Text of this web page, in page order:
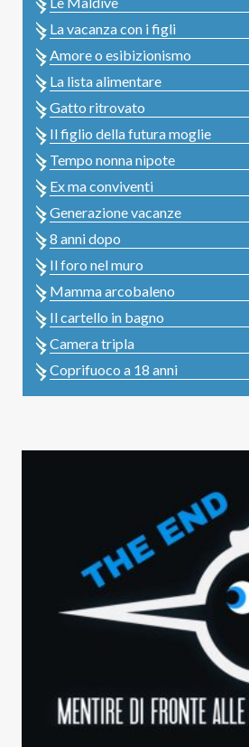
La vacanza con i figli
Amore o esibizionismo
La lista alimentare
Gatto ritrovato
Il figlio della futura moglie
Tempo nonna nipote
Ex ma conviventi
Generazione vacanze
8 anni dopo
Il foro nel muro
Mamma arcobaleno
Il cartello in bagno
Camera tripla
Coprifuoco a 18 anni